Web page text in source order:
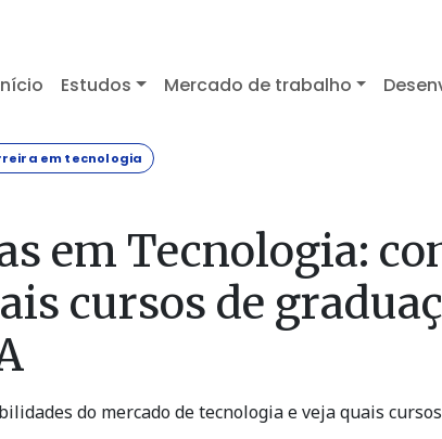
Estudos Mercado de trabalho
em tecnologia
em Tecnologia:
cursos de
do mercado de tecnologia e veja quais